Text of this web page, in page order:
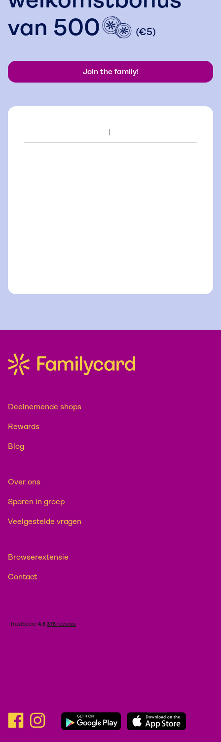
van 500 (€5)
Join the family!
Deelnemende shops
Rewards
Blog
Over ons
Sparen in groep
Veelgestelde vragen
Browserextensie
Contact